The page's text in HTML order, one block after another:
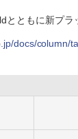
とともに新プ
docs/column/